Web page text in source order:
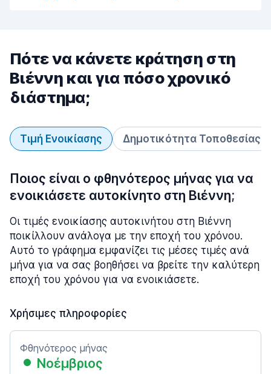
Πότε να κάνετε κράτηση στη
Βιέννη και για πόσο χρονικό
διάστημα;
Τιμή Ενοικίασης Δημοτικότητα Τοποθεσίας
Ποιος είναι ο φθηνότερος μήνας για να
ενοικιάσετε αυτοκίνητο στη Βιέννη;
Οι τιμές ενοικίασης αυτοκινήτου στη Βιέννη
ποικίλλουν ανάλογα με την εποχή του χρόνου.
Αυτό το γράφημα εμφανίζει τις μέσες τιμές ανά
μήνα για να σας βοηθήσει να βρείτε την καλύτερη
εποχή του χρόνου για να ενοικιάσετε.
Χρήσιμες πληροφορίες
Φθηνότερος μήνας
Νοέμβριος